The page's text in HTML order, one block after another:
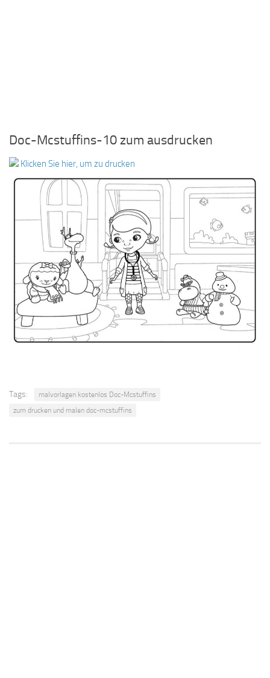
Doc-Mcstuffins-10 zum ausdrucken
Klicken Sie hier, um zu drucken
Tags:
malvorlagen kostenlos Doc-Mcstuffins
zum drucken und malen doc-mcstuffins